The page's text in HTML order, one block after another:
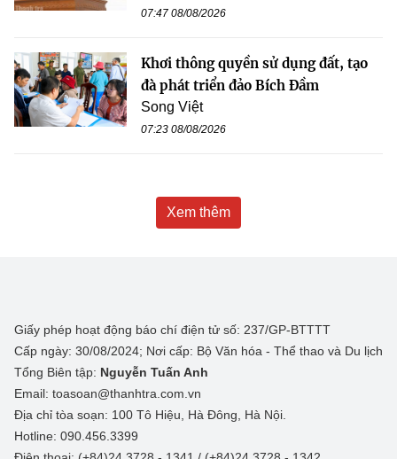
07:47 08/08/2026
Khơi thông quyền sử dụng đất, tạo
đà phát triển đảo Bích Đầm
Song Việt
07:23 08/08/2026
Xem thêm
Giấy phép hoạt động báo chí điện tử số: 237/GP-BTTTT
Cấp ngày: 30/08/2024; Nơi cấp: Bộ Văn hóa - Thể thao và Du lịch
Tổng Biên tập: Nguyễn Tuấn Anh
Email: toasoan@thanhtra.com.vn
Địa chỉ tòa soạn: 100 Tô Hiệu, Hà Đông, Hà Nội.
Hotline: 090.456.3399